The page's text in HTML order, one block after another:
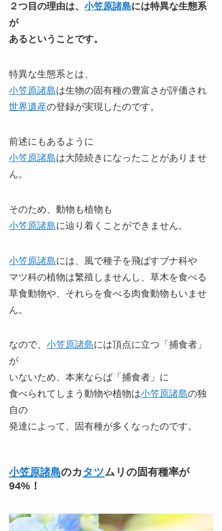
２つ目の理由は、 小笠原諸島には特異な生態系
が
あるということです。
特異な生態系とは、
小笠原諸島は生物の固有種の豊富さが評価され
世界遺産の登録が実現したのです。
前述にもあるように
小笠原諸島は大陸続きになったことがありませ
ん。
そのため、動物も植物も
小笠原諸島に辿り着くことができません。
小笠原諸島には、風で種子を飛ばすブナ科や
マツ科の植物は繁殖しませんし、草木を食べる
草食動物や、それらを食べる肉食動物もいませ
ん。
なので、 小笠原諸島には頂点に立つ「捕食者」
が
いないため、本来ならば「捕食者」に
食べられてしまう動物や植物は小笠原諸島の独
自の
発達によって、固有種が多くなったのです。
小笠原諸島のカ タツムリの固有種率が
94%！